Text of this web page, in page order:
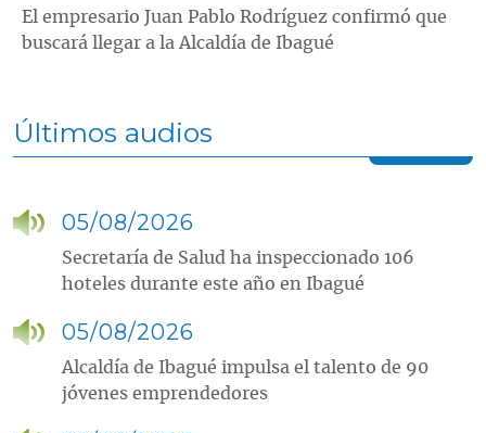
El empresario Juan Pablo Rodríguez confirmó que
buscará llegar a la Alcaldía de Ibagué
Últimos audios
05/08/2026
Secretaría de Salud ha inspeccionado 106
hoteles durante este año en Ibagué
05/08/2026
Alcaldía de Ibagué impulsa el talento de 90
jóvenes emprendedores